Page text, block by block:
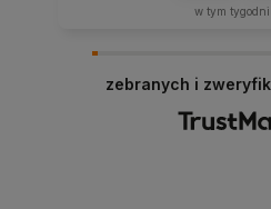
w tym
zebranych i